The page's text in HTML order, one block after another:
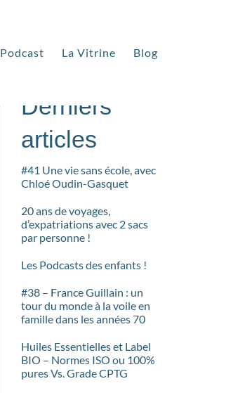
Podcast La Vitrine Blog
Rechercher
Derniers
articles
#41 Une vie sans école, avec
Chloé Oudin-Gasquet
20 ans de voyages,
d’expatriations avec 2 sacs
par personne !
Les Podcasts des enfants !
#38 – France Guillain : un
tour du monde à la voile en
famille dans les années 70
Huiles Essentielles et Label
BIO – Normes ISO ou 100%
pures Vs. Grade CPTG